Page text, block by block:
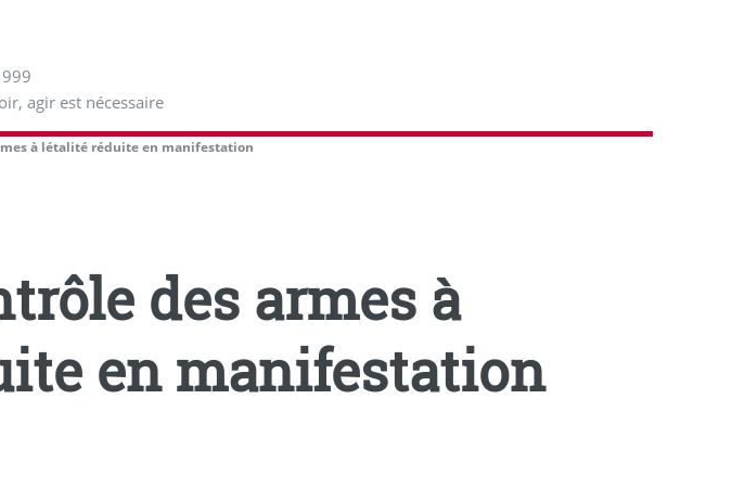
agir est nécessaire
à létalité réduite en manifestation
des armes à
en manifestation